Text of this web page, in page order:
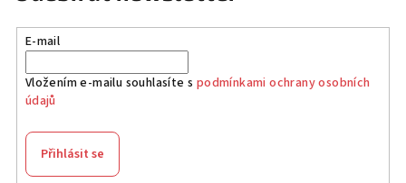
E-mail
Vložením e-mailu souhlasíte s podmínkami ochrany osobních
údajů
Přihlásit se